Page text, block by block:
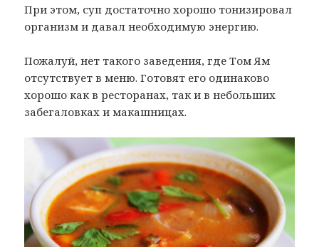
При этом, суп достаточно хорошо тонизировал
организм и давал необходимую энергию.
Пожалуй, нет такого заведения, где Том Ям
отсутствует в меню. Готовят его одинаково
хорошо как в ресторанах, так и в небольших
забегаловках и макашницах.